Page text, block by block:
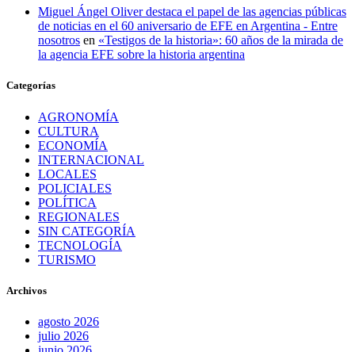
Miguel Ángel Oliver destaca el papel de las agencias públicas
de noticias en el 60 aniversario de EFE en Argentina - Entre
nosotros en «Testigos de la historia»: 60 años de la mirada de
la agencia EFE sobre la historia argentina
Categorías
AGRONOMÍA
CULTURA
ECONOMÍA
INTERNACIONAL
LOCALES
POLICIALES
POLÍTICA
REGIONALES
SIN CATEGORÍA
TECNOLOGÍA
TURISMO
Archivos
agosto 2026
julio 2026